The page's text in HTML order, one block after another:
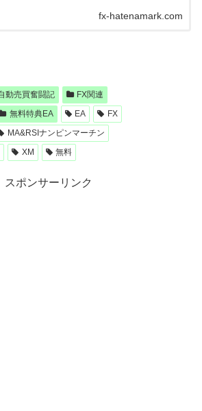
fx-hatenamark.com
動売買奮闘記
FX関連
無料特典EA EA
FX
MA&RSIナンピンマーチン
XM 無料
スポンサーリンク